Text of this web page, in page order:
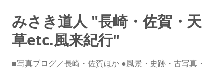
みさき道人 "長崎・佐賀・天
草etc.風来紀行"
■写真ブログ／長崎・佐賀ほか ●風景・史跡・古写真・